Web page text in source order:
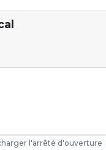
l'arrêté d'ouverture